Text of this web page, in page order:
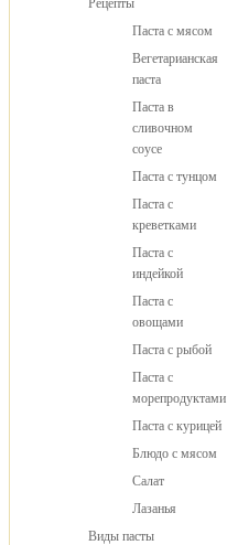
Рецепты
Паста с мясом
Вегетарианская
паста
Паста в
сливочном
соусе
Паста с тунцом
Паста с
креветками
Паста с
индейкой
Паста с
овощами
Паста с рыбой
Паста с
морепродуктами
Паста с курицей
Блюдо с мясом
Салат
Лазанья
Виды пасты